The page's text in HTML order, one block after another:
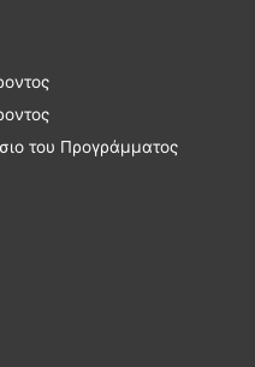
του Προγράμματος